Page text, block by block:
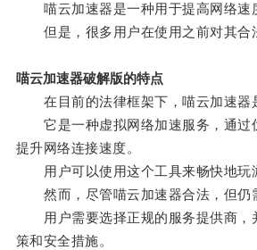
喵云加速器是一种用于提高网络速
但是，很多用户在使用之前对其合
喵云加速器破解版的特点
在目前的法律框架下，喵云加速器
它是一种虚拟网络加速服务，通过
提升网络连接速度。
用户可以使用这个工具来畅快地玩
然而，尽管喵云加速器合法，但仍
用户需要选择正规的服务提供商，
策和安全措施。